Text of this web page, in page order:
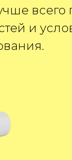
всего
и